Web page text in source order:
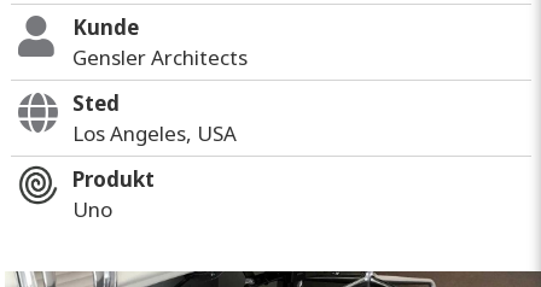
Kunde
Gensler Architects
Sted
Los Angeles, USA
Produkt
Uno